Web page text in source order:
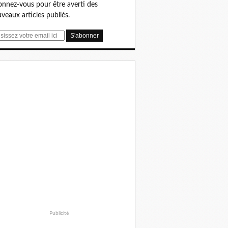
vous pour être averti des
articles publiés.
Publicité